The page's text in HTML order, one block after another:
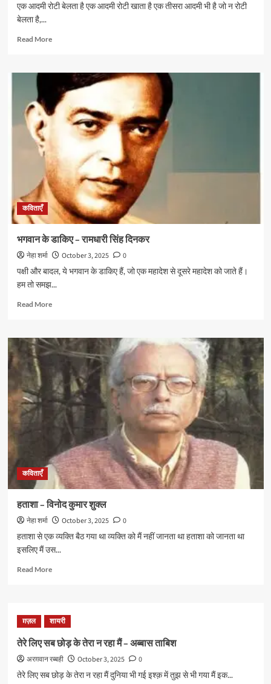
एक आदमी रोटी बेलता है एक आदमी रोटी खाता है एक तीसरा आदमी भी है जो न रोटी
बेलता है,...
Read MoreRead
रोटी
संसद
–
धूमिल
कविताएँ
भगवान के डाकिए – रामधारी सिंह दिनकर
नेहा शर्मा October 3, 2025
0
पक्षी और बादल, ये भगवान के डाकिए हैं, जो एक महादेश से दूसरे महादेश को जाते हैं।
हम तो समझ...
Read MoreRead
भगवान
के
रामधारी
सिंह
दिनकर
कविताएँ
हताशा – विनोद कुमार शुक्ल
नेहा शर्मा October 3, 2025
0
हताशा से एक व्यक्ति बैठ गया था व्यक्ति को मैं नहीं जानता था हताशा को जानता था
इसलिए मैं उस...
Read MoreRead
–
विनोद
कुमार
शुक्ल
ग़ज़ल शायरी
तेरे लिए सब छोड़ के तेरा न रहा मैं – अब्बास ताबिश
अरग़वान रब्बही October 3, 2025
0
तेरे लिए सब छोड़ के तेरा न रहा मैं दुनिया भी गई इश्क़ में तुझ से भी गया मैं इक...